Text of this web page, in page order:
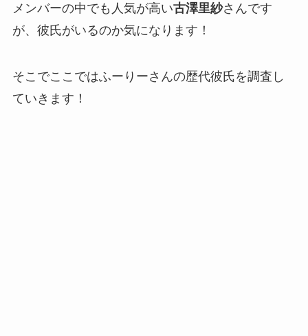
メンバーの中でも人気が高い古澤里紗さんです
が、彼氏がいるのか気になります！
そこでここではふーりーさんの歴代彼氏を調査し
ていきます！